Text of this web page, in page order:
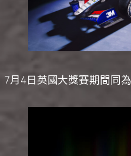
7月4日英國大獎賽期間同